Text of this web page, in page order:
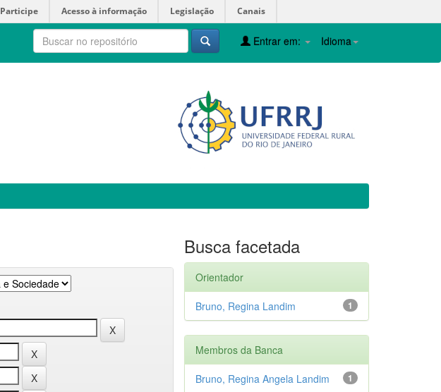
Participe Acesso à informação Legislação Canais
Idioma
Entrar em:
Busca facetada
Orientador
1
Bruno, Regina Landim
Membros da Banca
1
Bruno, Regina Angela Landim